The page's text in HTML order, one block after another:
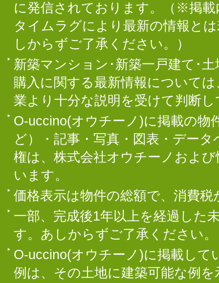
に発信されております。（※掲
タイムラグにより最新の情報と
しからずご了承ください。）
新築マンション･新築一戸建て･
購入に関する最新情報について
業より十分な説明を受けて判断
O-uccino(オウチーノ)に掲載の物
ど）・記事・写真・図表・デー
権は、株式会社オウチーノおよ
います。
価格表示は物件の総額で、消費
一部、完成後1年以上を経過した
す。あしからずご了承ください。
O-uccino(オウチーノ)に掲載して
例は、その土地に建築可能な例